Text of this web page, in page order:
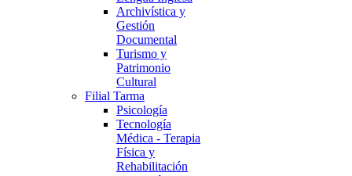
Archivística y
Gestión
Documental
Turismo y
Patrimonio
Cultural
Filial Tarma
Psicología
Tecnología
Médica - Terapia
Física y
Rehabilitación